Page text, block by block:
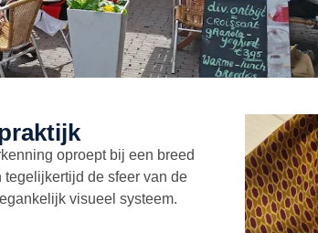
oproept bij een breed
de sfeer van de
visueel systeem.